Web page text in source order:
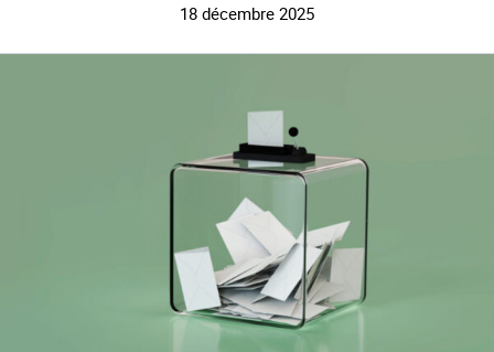
18 décembre 2025